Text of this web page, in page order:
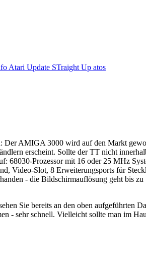
Atari Update STraight Up atos
AMIGA 3000 wird auf den Markt
erscheint. Sollte der TT nicht
Prozessor mit 16 oder 25 MHz
Video-Slot, 8 Erweiterungsports für
- die Bildschirmauflösung geht bis
Sie bereits an den oben aufgeführten
sehr schnell. Vielleicht sollte man im